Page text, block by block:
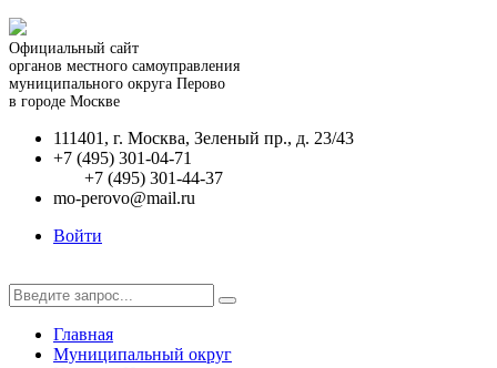
Официальный сайт
органов местного самоуправления
муниципального округа Перово
в городе Москве
111401, г. Москва, Зеленый пр., д. 23/43
+7 (495) 301-04-71
+7 (495) 301-44-37
mo-perovo@mail.ru
Войти
Главная
Муниципальный округ